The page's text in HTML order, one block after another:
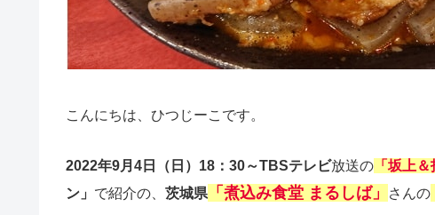
こんにちは、ひつじーこです。
2022年9月4日（日）18：30～TBSテレビ放送の 「坂上
ン」 で紹介の、 茨城県 「煮込み食堂 まるしば」 さんの